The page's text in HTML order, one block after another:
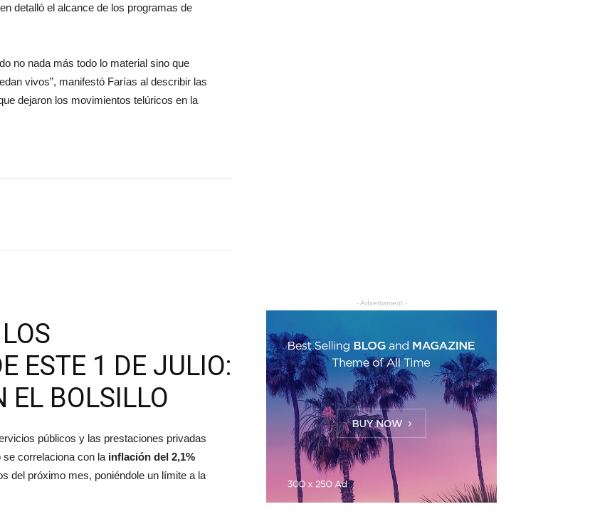
detalló el alcance de los programas de
no nada más todo lo material sino que
vivos”, manifestó Farías al describir las
dejaron los movimientos telúricos en la